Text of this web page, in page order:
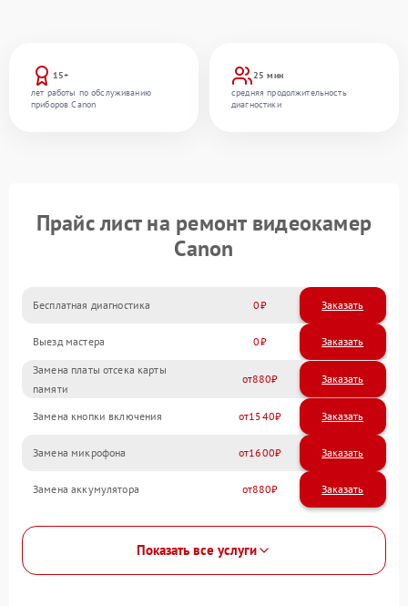
15+
лет работы по обслуживанию
приборов Canon
25 мин
средняя продолжительность
диагностики
Прайс лист на ремонт видеокамер
Canon
Бесплатная диагностика 0 Заказать
Выезд мастера 0 Заказать
Замена платы отсека карты
памяти
880
Замена кнопки включения 1540
Замена микрофона 1600
Замена аккумулятора 880
Показать все услуги